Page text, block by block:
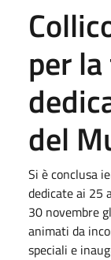
per
del
Si è conclusa
dedicate ai 25
30 novembre
animati da
speciali e